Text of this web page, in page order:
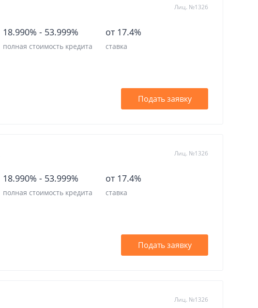
Банкоматы
Личный кабинет
Лиц. №1326
18.990% - 53.999%
полная стоимость кредита
от 17.4%
ставка
Подать заявку
Лиц. №1326
18.990% - 53.999%
полная стоимость кредита
от 17.4%
ставка
Подать заявку
Лиц. №1326